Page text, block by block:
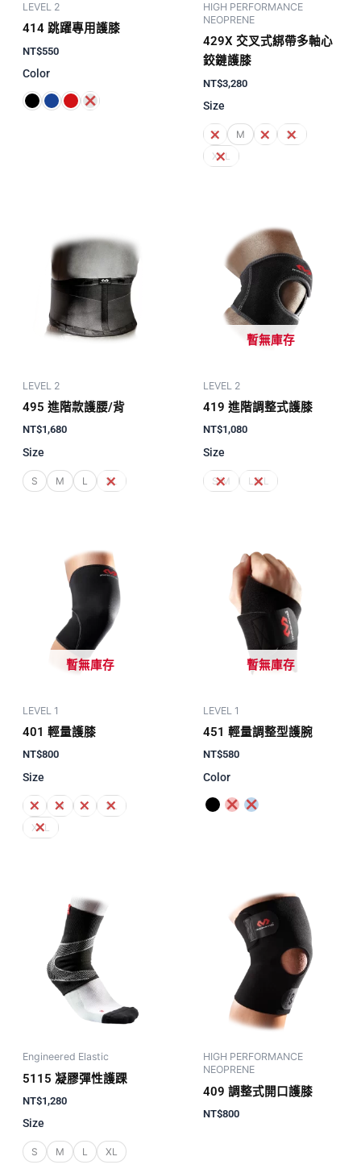
LEVEL 2
414 跳躍專用護膝
NT$550
Color
HIGH PERFORMANCE
NEOPRENE
429X 交叉式綁帶多軸心
鉸鏈護膝
NT$3,280
Size
S M L
XL
XXL
LEVEL 2
495 進階款護腰/背
NT$1,680
Size
S M L XL
暫無庫存
LEVEL 2
419 進階調整式護膝
NT$1,080
Size
S/M L/XL
暫無庫存
LEVEL 1
401 輕量護膝
NT$800
Size
S M L
XL
XXL
暫無庫存
LEVEL 1
451 輕量調整型護腕
NT$580
Color
Engineered Elastic
5115 凝膠彈性護踝
NT$1,280
Size
S M L XL
HIGH PERFORMANCE
NEOPRENE
409 調整式開口護膝
NT$800